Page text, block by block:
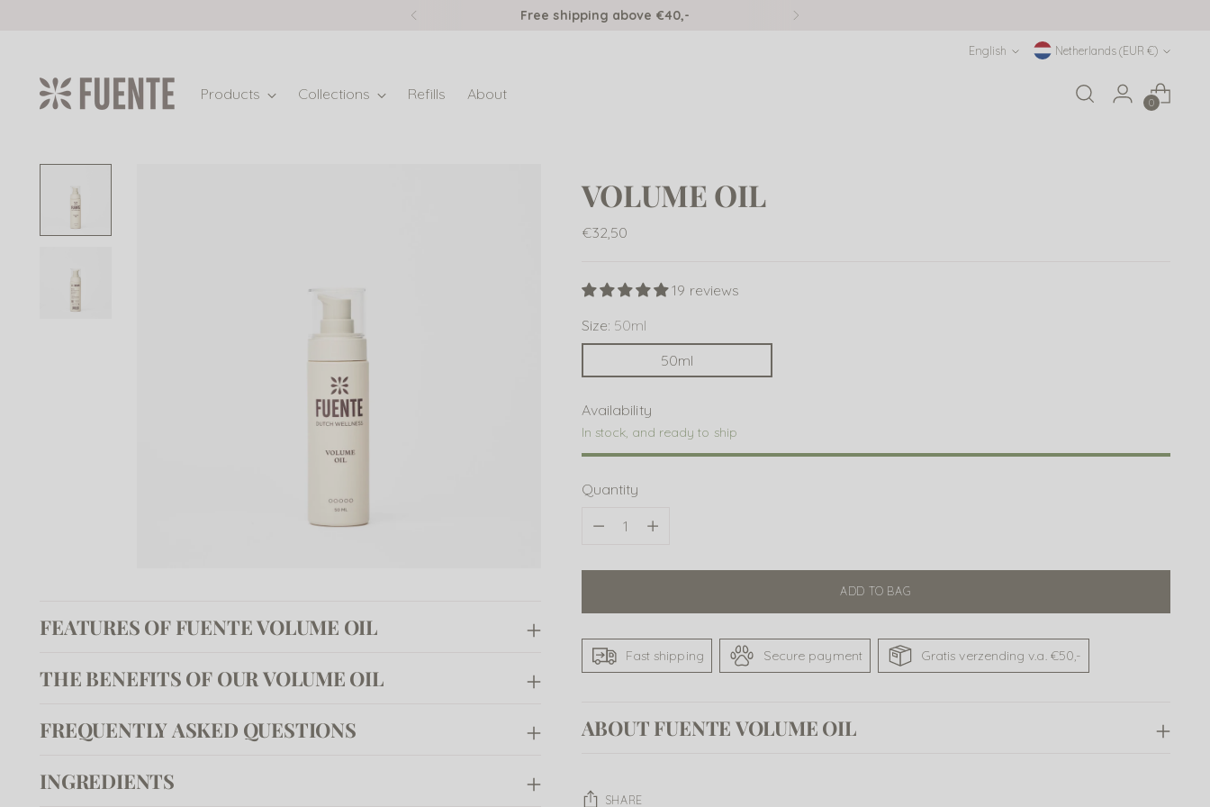
Free shipping above €40,-
English
Netherlands (EUR €)
Products Collections Refills About 0
FEATURES OF FUENTE VOLUME OIL
THE BENEFITS OF OUR VOLUME OIL
FREQUENTLY ASKED QUESTIONS
INGREDIENTS
VOLUME OIL
Regular
€32,50
19 reviews
Size: 50ml
50ml
Availability
In stock, and ready to ship
Quantity
Quantity
ADD TO BAG
Fast shipping Secure payment Gratis verzending v.a. €50,-
ABOUT FUENTE VOLUME OIL
SHARE